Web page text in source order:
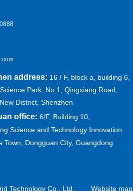
address: 16 / F, block a, building 6,
Park, No.1, Qingxiang Road,
District, Shenzhen
office: 6/F, Building 10,
Science and Technology Innovation
Town, Dongguan City, Guangdong
Technology Co., Ltd. Website map